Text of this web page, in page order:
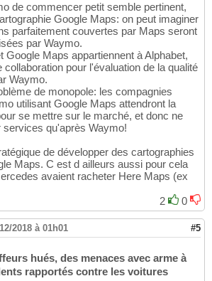
de commencer petit semble pertinent,
Google Maps: on peut imaginer
parfaitement couvertes par Maps seront
par Waymo.
Google Maps appartiennent à Alphabet,
collaboration pour l'évaluation de la qualité
Waymo.
de monopole: les compagnies
utilisant Google Maps attendront la
se mettre sur le marché, et donc ne
services qu'après Waymo!
de développer des cartographies
Maps. C est d ailleurs aussi pour cela
avaient racheter Here Maps (ex
2
0
2018 à 01h01 #5
hués, des menaces avec arme à
rapportés contre les voitures